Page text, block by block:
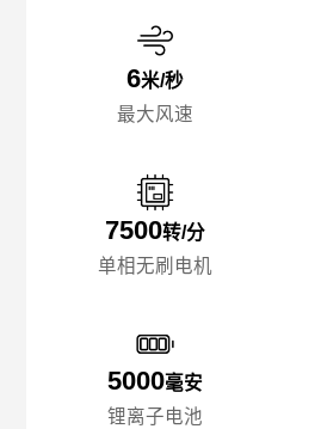
6米/秒
最大风速
7500转/分
单相无刷电机
5000毫安
锂离子电池